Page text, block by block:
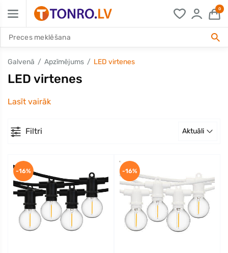
0
Galvenā Apzīmējums LED virtenes
LED virtenes
Lasīt vairāk
Filtri Aktuāli
-16% -16%